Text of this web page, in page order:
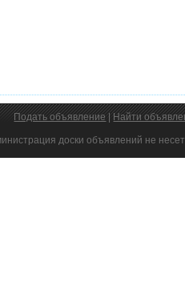
Подать объявление Найти
доски объявлений не